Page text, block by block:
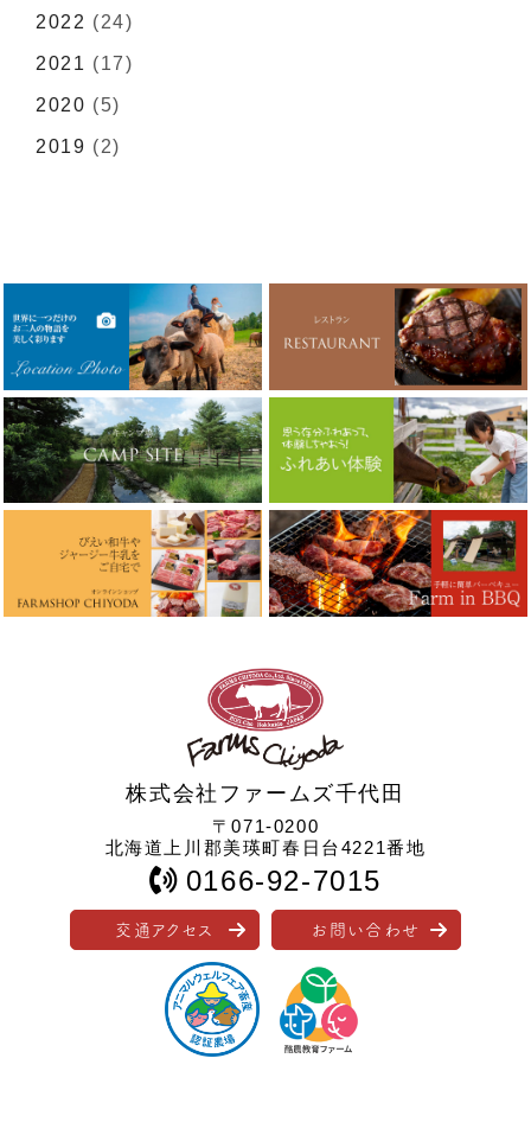
2022 (24)
2021 (17)
2020 (5)
2019 (2)
株式会社ファームズ千代田
〒071-0200
北海道上川郡美瑛町春日台4221番地
0166-92-7015
交通アクセス お問い合わせ